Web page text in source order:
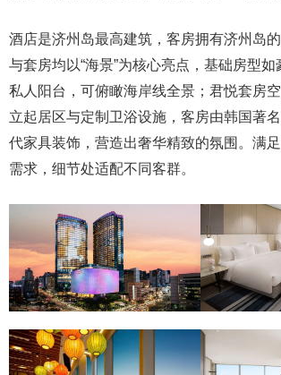
酒店是济州岛最高建筑，客房拥有济州岛
与套房均以“海景”为核心亮点，基础房型
私人阳台，可俯瞰海岸线全景；君悦套房
立起居区与定制卫浴设施，客房由韩国著
代家具装饰，营造出奢华精致的氛围。满
需求，细节处适配不同客群。